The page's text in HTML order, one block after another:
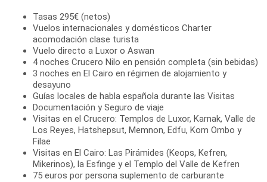
Tasas 295€ (netos)
Vuelos internacionales y domésticos Charter
acomodación clase turista
Vuelo directo a Luxor o Aswan
4 noches Crucero Nilo en pensión completa (sin bebidas)
3 noches en El Cairo en régimen de alojamiento y
desayuno
Guías locales de habla española durante las Visitas
Documentación y Seguro de viaje
Visitas en el Crucero: Templos de Luxor, Karnak, Valle de
Los Reyes, Hatshepsut, Memnon, Edfu, Kom Ombo y
Filae
Visitas en El Cairo: Las Pirámides (Keops, Kefren,
Mikerinos), la Esfinge y el Templo del Valle de Kefren
75 euros por persona suplemento de carburante